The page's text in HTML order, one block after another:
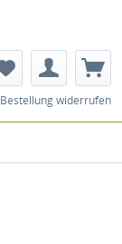
Bestellung widerrufen